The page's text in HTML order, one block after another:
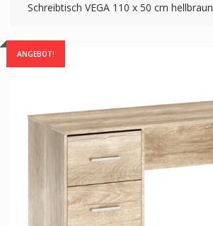
Schreibtisch VEGA 110 x 50 cm hellbraun
ANGEBOT!